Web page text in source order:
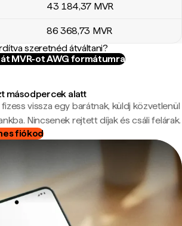
43 184,37 MVR
86 368,73 MVR
szeretnéd átváltani?
MVR-ot AWG formátumra
másodpercek alatt
vissza egy barátnak, küldj közvetlenül
Nincsenek rejtett díjak és csáli felárak.
fiókod